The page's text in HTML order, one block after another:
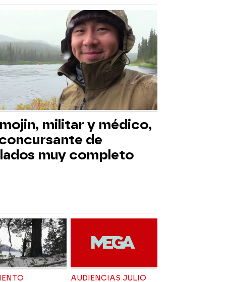
militar y médico,
de
muy completo
AUDIENCIAS JULIO